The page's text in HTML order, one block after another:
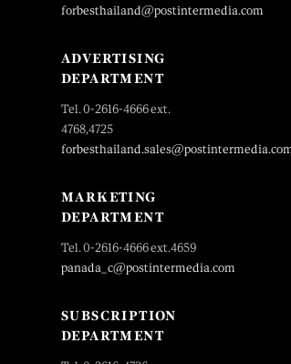
forbesthailand@postintermedia.com
ADVERTISING
DEPARTMENT
Tel. 0-2616-4666 ext.
4768,4725
MARKETING
DEPARTMENT
Tel. 0-2616-4666 ext.4659
panada_c@postintermedia.com
SUBSCRIPTION
DEPARTMENT